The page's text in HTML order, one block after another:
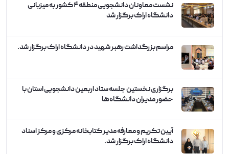
نشست معاونان دانشجویی منطقه ۴ کشور به میزبانی
دانشگاه اراک برگزار شد
مراسم بزرگداشت رهبر شهید در دانشگاه اراک برگزار شد.
برگزاری نخستین جلسه ستاد اربعین دانشجویی استان با
حضور مدیران دانشگاه‌ها
آیین تکریم و معارفه مدیر کتابخانه مرکزی و مرکز اسناد
دانشگاه اراک برگزار شد.